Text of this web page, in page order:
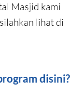
Masjid kami
lihat di
disini?